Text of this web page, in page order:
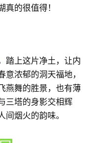
的很值得！
踏上这片净土，让内
浓郁的洞天福地，
燕舞的胜景，也有薄
三塔的身影交相辉
烟火的韵味。